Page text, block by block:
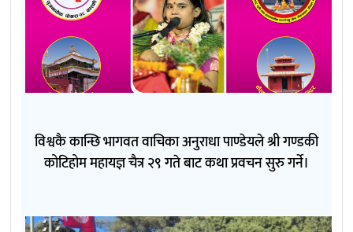
विश्वकै कान्छि भागवत वाचिका अनुराधा पाण्डेयले श्री गण्डकी
कोटिहोम महायज्ञ चैत्र २९ गते बाट कथा प्रवचन सुरु गर्ने।